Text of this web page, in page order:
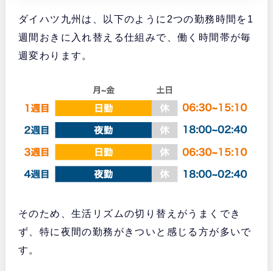
ダイハツ九州は、以下のように2つの勤務時間を1
週間おきに入れ替える仕組みで、働く時間帯が毎
週変わります。
そのため、生活リズムの切り替えがうまくでき
ず、特に夜間の勤務がきついと感じる方が多いで
す。